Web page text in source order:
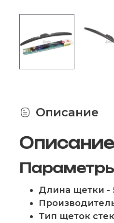
Описание
Описание
Длина щетки -
Тип щеток